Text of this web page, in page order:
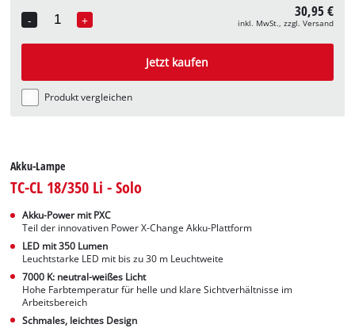
-
Quantity
+ 30,95 €
inkl. MwSt., zzgl. Versand
Jetzt kaufen
Produkt vergleichen
Akku-Lampe
TC-CL 18/350 Li - Solo
Akku-Power mit PXC
Teil der innovativen Power X-Change Akku-Plattform
LED mit 350 Lumen
Leuchtstarke LED mit bis zu 30 m Leuchtweite
7000 K: neutral-weißes Licht
Hohe Farbtemperatur für helle und klare Sichtverhältnisse im
Arbeitsbereich
Schmales, leichtes Design